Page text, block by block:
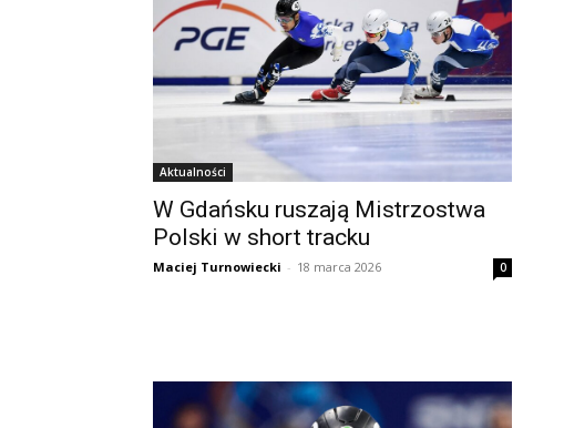
Aktualności
W Gdańsku ruszają Mistrzostwa
Polski w short tracku
Maciej Turnowiecki - 18 marca 2026 0